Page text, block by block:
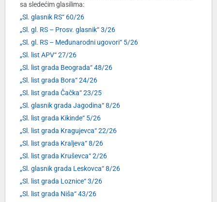
sa sledećim glasilima:
„Sl. glasnik RS“ 60/26
„Sl. gl. RS – Prosv. glasnik“ 3/26
„Sl. gl. RS – Međunarodni ugovori“ 5/26
„Sl. list APV“ 27/26
„Sl. list grada Beograda“ 48/26
„Sl. list grada Bora“ 24/26
„Sl. list grada Čačka“ 23/25
„Sl. glasnik grada Jagodina“ 8/26
„Sl. list grada Kikinde“ 5/26
„Sl. list grada Kragujevca“ 22/26
„Sl. list grada Kraljeva“ 8/26
„Sl. list grada Kruševca“ 2/26
„Sl. glasnik grada Leskovca“ 8/26
„Sl. list grada Loznice“ 3/26
„Sl. list grada Niša“ 43/26